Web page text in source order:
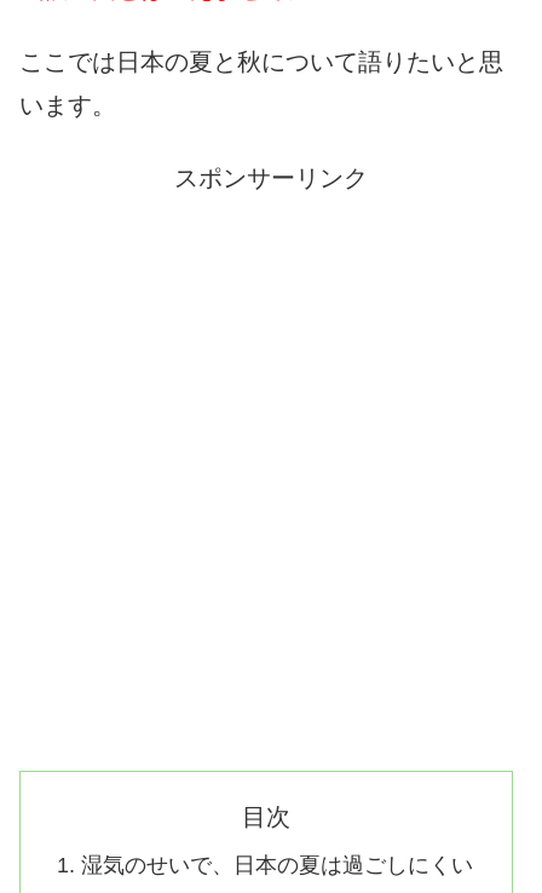
ここでは日本の夏と秋について語りたいと思
います。
スポンサーリンク
目次
湿気のせいで、日本の夏は過ごしにくい